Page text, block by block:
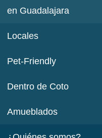
en Guadalajara
Locales
Pet-Friendly
Dentro de Coto
Amueblados